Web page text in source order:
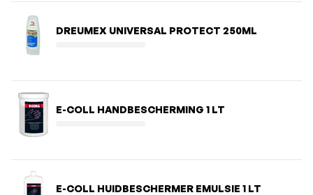
DREUMEX UNIVERSAL PROTECT 250ML
E-COLL HANDBESCHERMING 1 LT
E-COLL HUIDBESCHERMER EMULSIE 1 LT